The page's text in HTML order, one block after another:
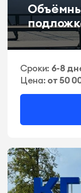
Сроки: 6-8
Цена: от 50